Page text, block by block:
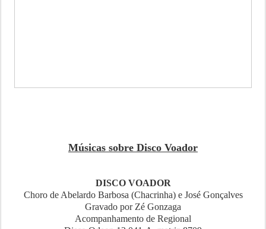
Músicas sobre Disco Voador
DISCO VOADOR
Choro de Abelardo Barbosa (Chacrinha) e José Gonçalves
Gravado por Zé Gonzaga
Acompanhamento de Regional